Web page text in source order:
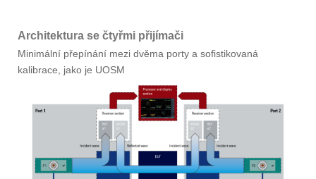
Architektura se čtyřmi přijímači
Minimální přepínání mezi dvěma porty a sofistikovaná
kalibrace, jako je UOSM